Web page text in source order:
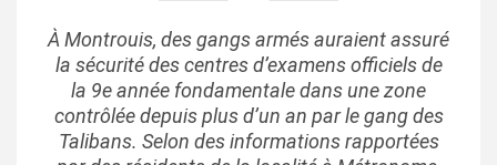
À Montrouis, des gangs armés auraient assuré
la sécurité des centres d’examens officiels de
la 9e année fondamentale dans une zone
contrôlée depuis plus d’un an par le gang des
Talibans. Selon des informations rapportées